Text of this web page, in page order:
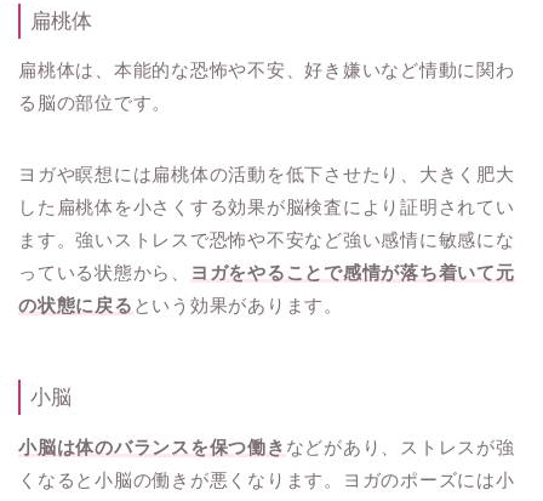
扁桃体
扁桃体は、本能的な恐怖や不安、好き嫌いなど情動に関わ
る脳の部位です。
ヨガや瞑想には扁桃体の活動を低下させたり、大きく肥大
した扁桃体を小さくする効果が脳検査により証明されてい
ます。強いストレスで恐怖や不安など強い感情に敏感にな
っている状態から、
ヨガをやることで感情が落ち着いて元
の状態に戻る という効果があります。
小脳
小脳は体のバランスを保つ働き などがあり、ストレスが強
くなると小脳の働きが悪くなります。ヨガのポーズには小